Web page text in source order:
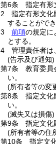
第6条
指定有形
2
指定有形文化
することができ
3
前項の規定に
とする。
4
管理責任者は、
(告示及び通知)
第7条
教育委員
い。
(所有者等の変
第8条
指定文化
い。
(滅失又は損傷)
第9条
指定文化
(所有者等の住
第10条
指定文